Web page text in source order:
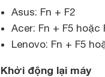
Asus: Fn + F2
Acer: Fn + F5 hoặc
Lenovo: Fn + F5
Khởi động lại máy